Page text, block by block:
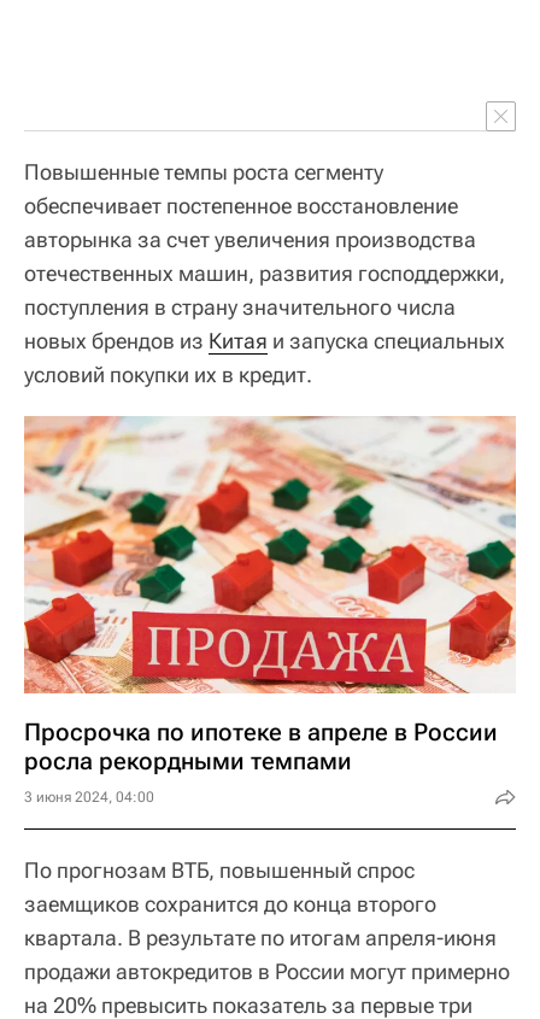
Повышенные темпы роста сегменту
обеспечивает постепенное восстановление
авторынка за счет увеличения производства
отечественных машин, развития господдержки,
поступления в страну значительного числа
новых брендов из Китая и запуска специальных
условий покупки их в кредит.
Просрочка по ипотеке в апреле в России
росла рекордными темпами
3 июня 2024, 04:00
По прогнозам ВТБ, повышенный спрос
заемщиков сохранится до конца второго
квартала. В результате по итогам апреля-июня
продажи автокредитов в России могут примерно
на 20% превысить показатель за первые три